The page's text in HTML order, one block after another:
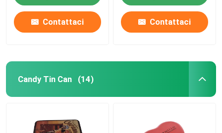
Contattaci Contattaci
Candy Tin Can (14)